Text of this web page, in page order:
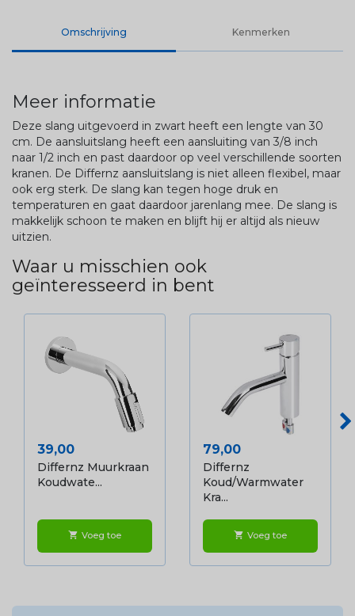
Omschrijving Kenmerken
Meer informatie
Deze slang uitgevoerd in zwart heeft een lengte van 30
cm. De aansluitslang heeft een aansluiting van 3/8 inch
naar 1/2 inch en past daardoor op veel verschillende soorten
kranen. De Differnz aansluitslang is niet alleen flexibel, maar
ook erg sterk. De slang kan tegen hoge druk en
temperaturen en gaat daardoor jarenlang mee. De slang is
makkelijk schoon te maken en blijft hij er altijd als nieuw
uitzien.
Waar u misschien ook
geïnteresseerd in bent
Prijs
39,00
Differnz Muurkraan
Koudwate...
shopping_cart Voeg toe
Prijs
79,00
Differnz
Koud/warmwater
Kra...
shopping_cart Voeg toe